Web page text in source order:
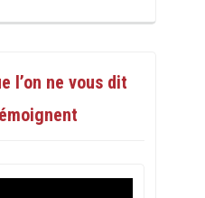
l’on ne vous dit